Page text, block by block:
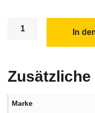
In
Marke